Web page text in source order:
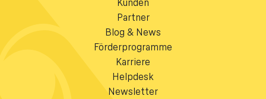
Partner
Blog & News
Förderprogramme
Karriere
Helpdesk
Newsletter